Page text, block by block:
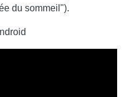
du sommeil").